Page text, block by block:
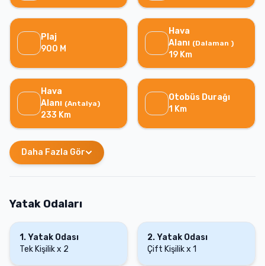
Plaj
900 M
Hava
Alanı (Dalaman )
19 Km
Hava
Alanı (Antalya)
233 Km
Otobüs Durağı
1 Km
Daha Fazla Gör
Yatak Odaları
1 .Yatak Odası
Tek Kişilikx 2
2.Yatak Odası
Çift Kişilikx 1